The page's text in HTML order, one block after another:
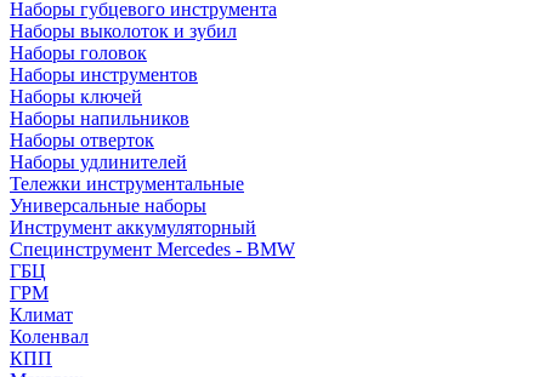
Наборы губцевого инструмента
Наборы выколоток и зубил
Наборы головок
Наборы инструментов
Наборы ключей
Наборы напильников
Наборы отверток
Наборы удлинителей
Тележки инструментальные
Универсальные наборы
Инструмент аккумуляторный
Специнструмент Mercedes - BMW
ГБЦ
ГРМ
Климат
Коленвал
КПП